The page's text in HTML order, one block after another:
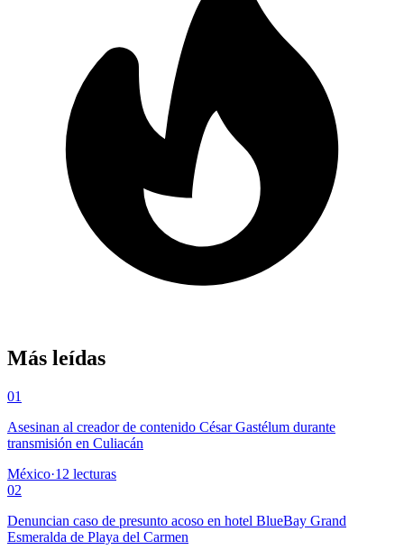
Más leídas
01
Asesinan al creador de contenido César Gastélum durante
transmisión en Culiacán
México·12 lecturas
02
Denuncian caso de presunto acoso en hotel BlueBay Grand
Esmeralda de Playa del Carmen